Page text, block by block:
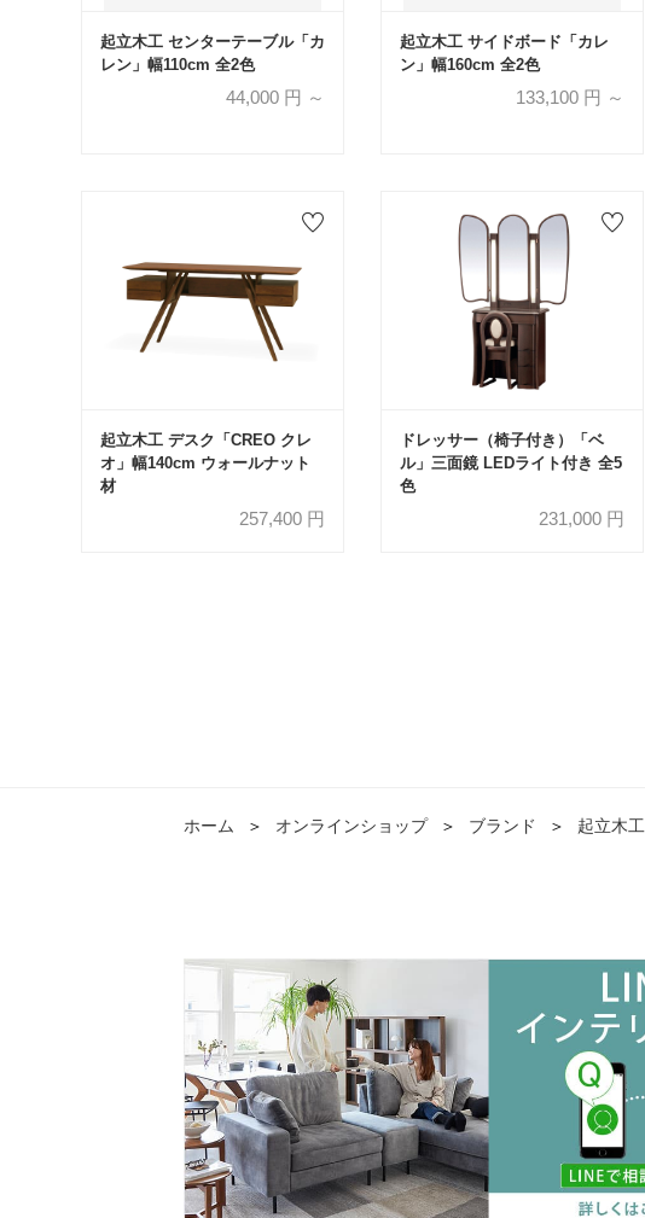
起立木工 センターテーブル「カ
レン」幅110cm 全2色
44,000円 ～
起立木工 サイドボード「カレ
ン」幅160cm 全2色
133,100円 ～
起立木工 デスク「CREO クレ
オ」幅140cm ウォールナット
材
257,400円
ドレッサー（椅子付き）「ベ
ル」三面鏡 LEDライト付き 全5
色
231,000円
ホーム ＞ オンラインショップ ＞ ブランド ＞ 起立木工